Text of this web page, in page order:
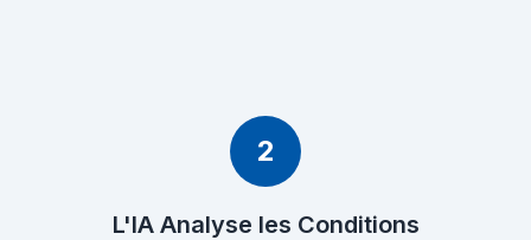
2
L'IA Analyse les Conditions